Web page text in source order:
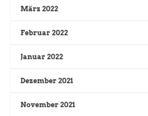
März 2022
Februar 2022
Januar 2022
Dezember 2021
November 2021